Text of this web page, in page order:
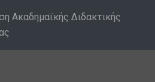
Ακαδημαϊκής Διδακτικής